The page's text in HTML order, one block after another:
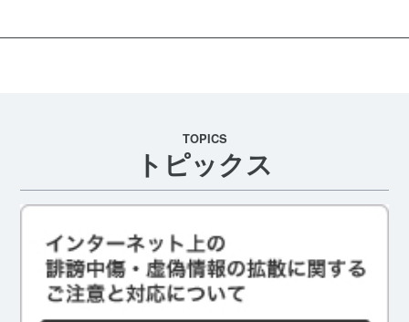
TOPICS
トピックス